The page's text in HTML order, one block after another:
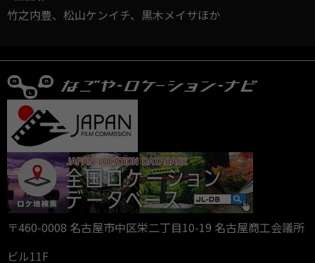
竹之内豊、松山ケンイチ、黒木メイサほか
〒460-0008 名古屋市中区栄二丁目10-19 名古屋商工会議所
ビル11F